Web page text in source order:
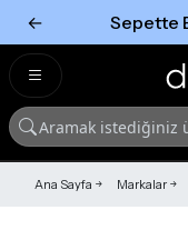
← Sepette
Ana Sayfa Markalar